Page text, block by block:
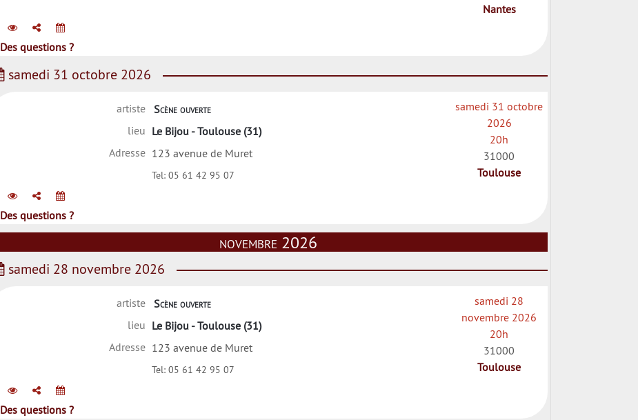
Nantes
Des questions ?
samedi 31 octobre 2026
artiste
Scène ouverte
lieu Le Bijou - Toulouse (31)
Adresse 123 avenue de Muret
Tel:05 61 42 95 07
samedi 31 octobre
2026
20h
31000
Toulouse
Des questions ?
novembre 2026
samedi 28 novembre 2026
artiste
Scène ouverte
lieu Le Bijou - Toulouse (31)
Adresse 123 avenue de Muret
Tel:05 61 42 95 07
samedi 28
novembre 2026
20h
31000
Toulouse
Des questions ?